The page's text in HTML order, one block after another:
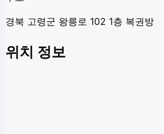
경북 고령군 왕릉로 102 1층 복권방
위치 정보